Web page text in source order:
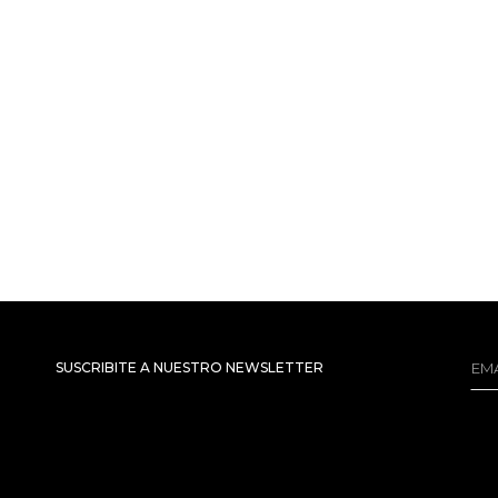
SUSCRIBITE A NUESTRO NEWSLETTER